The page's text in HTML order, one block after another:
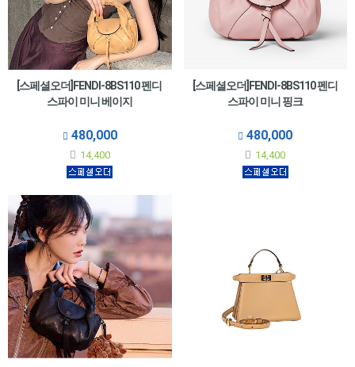
[스페셜오더]FENDI-8BS110 펜디
스파이 미니 베이지
480,000
14,400
[스페셜오더]FENDI-8BS110 펜디
스파이 미니 핑크
480,000
14,400